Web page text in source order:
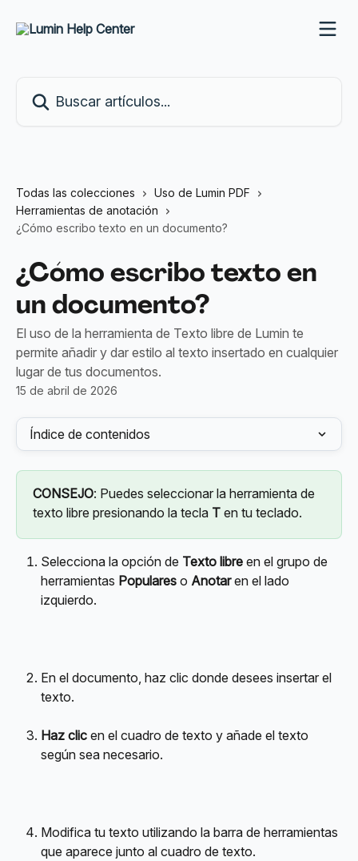
Todas las colecciones
Uso de Lumin PDF
Herramientas de anotación
¿Cómo escribo texto en un documento?
¿Cómo escribo texto en
un documento?
El uso de la herramienta de Texto libre de Lumin te
permite añadir y dar estilo al texto insertado en cualquier
lugar de tus documentos.
15 de abril de 2026
Índice de contenidos
CONSEJO: Puedes seleccionar la herramienta de
texto libre presionando la tecla T en tu teclado.
Selecciona la opción de Texto libre en el grupo de
herramientas Populares o Anotar en el lado
izquierdo.
En el documento, haz clic donde desees insertar el
texto.
Haz clic en el cuadro de texto y añade el texto
según sea necesario.
Modifica tu texto utilizando la barra de herramientas
que aparece junto al cuadro de texto.